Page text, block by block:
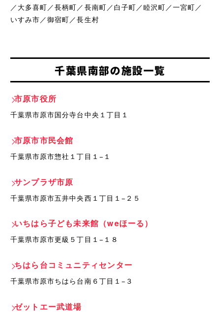
／大多喜町／長柄町／長南町／白子町／睦沢町／一宮町／
いすみ市／御宿町／長生村
千葉県南部の施設一覧
市原市役所
千葉県市原市国分寺台中央１丁目１
市原市市民会館
千葉県市原市惣社１丁目１−１
サンプラザ市原
千葉県市原市五井中央西１丁目１−２５
いちはら子ども未来館（weほーる）
千葉県市原市更級５丁目１−１８
ちはら台コミュニティセンター
千葉県市原市ちはら台南６丁目１−３
ゼットエー武道場